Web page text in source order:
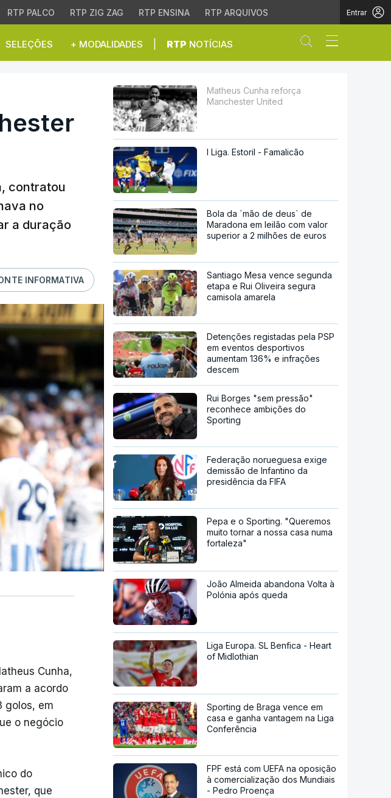
RTP PALCO RTP ZIG ZAG RTP ENSINA RTP ARQUIVOS Entrar
SELEÇÕES + MODALIDADES RTP NOTÍCIAS Abrir campo
United
contratou
no
a duração
INFORMATIVA
Cunha,
a acordo
golos, em
o negócio
do
que
Matheus Cunha reforça
Manchester United
I Liga. Estoril - Famalicão
Bola da `mão de deus` de
Maradona em leilão com valor
superior a 2 milhões de euros
Santiago Mesa vence segunda
etapa e Rui Oliveira segura
camisola amarela
Detenções registadas pela PSP
em eventos desportivos
aumentam 136% e infrações
descem
Rui Borges "sem pressão"
reconhece ambições do
Sporting
Federação norueguesa exige
demissão de Infantino da
presidência da FIFA
Pepa e o Sporting. "Queremos
muito tornar a nossa casa numa
fortaleza"
João Almeida abandona Volta à
Polónia após queda
Liga Europa. SL Benfica - Heart
of Midlothian
Sporting de Braga vence em
casa e ganha vantagem na Liga
Conferência
FPF está com UEFA na oposição
à comercialização dos Mundiais
- Pedro Proença